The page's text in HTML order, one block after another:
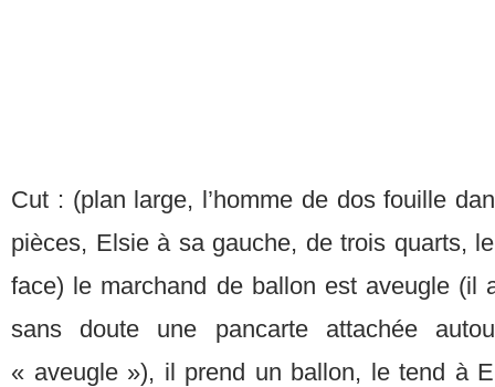
Cut : (plan large, l’homme de dos fouille
pièces, Elsie à sa gauche, de trois quarts,
face) le marchand de ballon est aveugle (il
sans doute une pancarte attachée
« aveugle »), il prend un ballon, le tend à